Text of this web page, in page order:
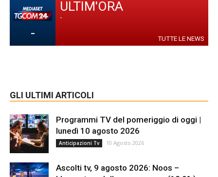
-
ULTIM'ORA
-
TUTTE LE NEWS
GLI ULTIMI ARTICOLI
Programmi TV del pomeriggio di oggi |
lunedì 10 agosto 2026
Anticipazioni Tv 10 Agosto 2026
Ascolti tv, 9 agosto 2026: Noos –